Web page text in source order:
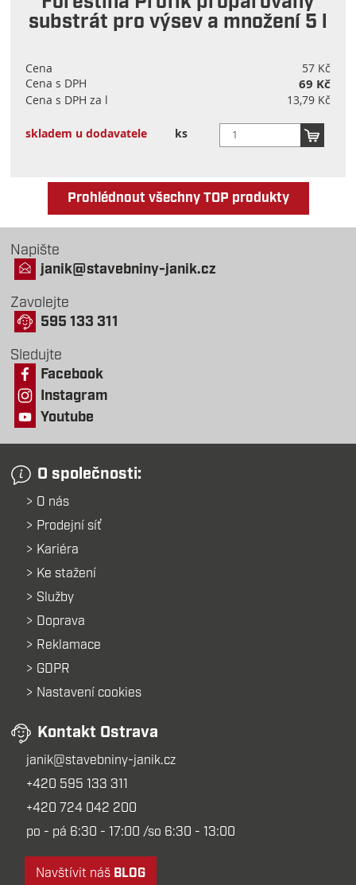
substrát pro výsev a množení 5 l
Cena
57 Kč
Cena s DPH
69 Kč
Cena s DPH za l 13,79 Kč
skladem u dodavatele ks
Prohlédnout všechny TOP produkty
Napište
janik@stavebniny-janik.cz
Zavolejte
595 133 311
Sledujte
Facebook
Instagram
Youtube
O společnosti:
O nás
Prodejní síť
Kariéra
Ke stažení
Služby
Doprava
Reklamace
GDPR
Nastavení cookies
Kontakt Ostrava
janik@stavebniny-janik.cz
+420 595 133 311
+420 724 042 200
po - pá 6:30 - 17:00 /so 6:30 - 13:00
Navštívit náš BLOG